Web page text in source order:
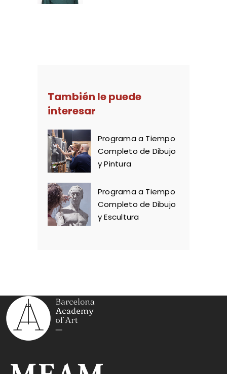
También le puede
interesar
Programa a Tiempo
Completo de Dibujo
y Pintura
Programa a Tiempo
Completo de Dibujo
y Escultura